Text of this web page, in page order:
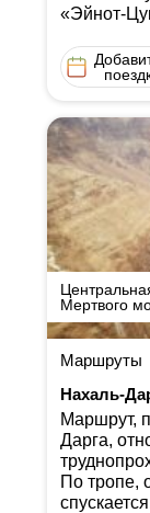
«Эйнот-
Мертвого
Маршруты
Нахаль-
Маршрут,
Дарга,
По тропе,